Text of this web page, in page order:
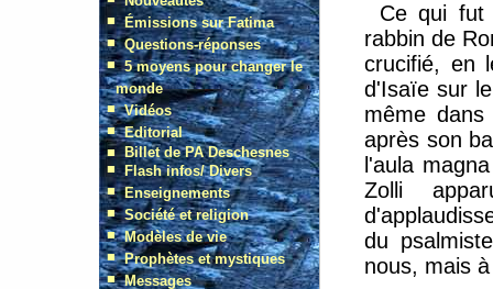
Ce qui fut
rabbin de
crucifié, en
d'Isaïe sur
même
après son
l'aula
Zolli
du
nous, mais